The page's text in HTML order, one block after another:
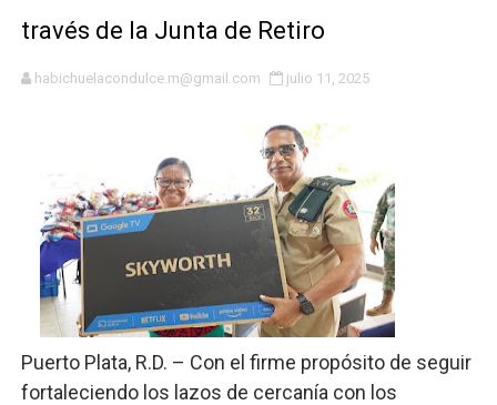
Osiris de León responde a Roberto Tineo y a Yeisy
DGPCF: 55 años sembrando desarrollo y
Operativo interagencial frena delitos ambientales y
-Propeep y Gestión Presidencial encabezan entrega
Ministerio de Defensa siembra esperanza y protege
MICM y CECCOM retienen 213,355 galones de
Bienes Nacionales recauda más de RD 57 millones en
Residentes en San Juan beneficiados con jornada
través de la Junta de Retiro
habichuelacondulce.m@gmail.com julio 11, 2025
Puerto Plata, R.D. – Con el firme propósito de seguir
fortaleciendo los lazos de cercanía con los